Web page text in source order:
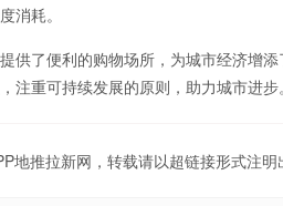
消耗。
供了便利的购物场所，为城市经济增
重可持续发展的原则，助力城市进步。
地推拉新网，转载请以超链接形式注明